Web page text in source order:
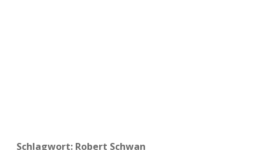
Schlagwort: Robert Schwan